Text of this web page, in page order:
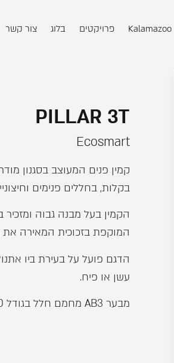
Kalamazoo פרויקטים בלוג צור קשר
PILLAR 3T
Ecosmart
קמין פנים המעוצב בסגנון
בקלות, בחללים פנימים
הקמין בעל מבנה גבוה
המוקפת בזכוכית המאירה
הדגם פועל על בעירת ביו
עשן או פיח.
מבער AB3 מחמם חלל בגודל 20 מ"ר